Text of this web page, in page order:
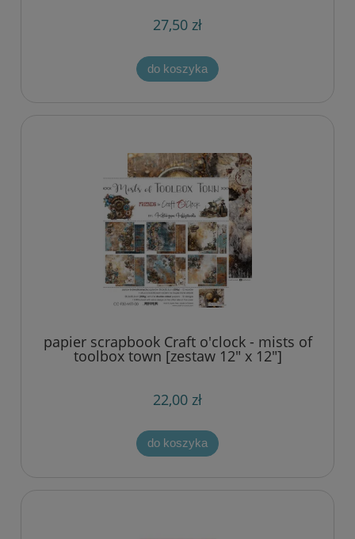
27,50 zł
do koszyka
papier scrapbook Craft o'clock - mists of
toolbox town [zestaw 12" x 12"]
22,00 zł
do koszyka